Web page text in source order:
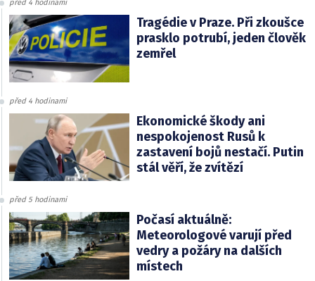
před 4 hodinami
Tragédie v Praze. Při zkoušce
prasklo potrubí, jeden člověk
zemřel
před 4 hodinami
Ekonomické škody ani
nespokojenost Rusů k
zastavení bojů nestačí. Putin
stál věří, že zvítězí
před 5 hodinami
Počasí aktuálně:
Meteorologové varují před
vedry a požáry na dalších
místech